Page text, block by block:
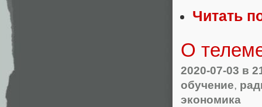
Читать
О
2020-07-03 в
обучение,
экономика